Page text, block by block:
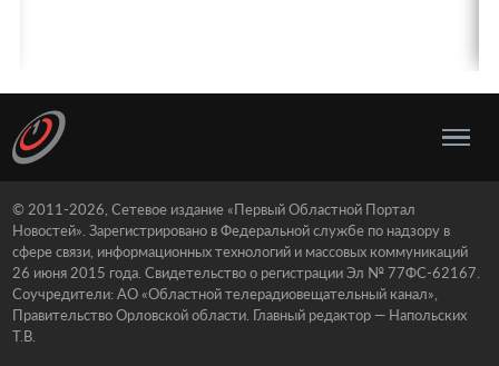
© 2011-2026, Сетевое издание «Первый Областной Портал
Новостей». Зарегистрировано в Федеральной службе по надзору в
сфере связи, информационных технологий и массовых коммуникаций
26 июня 2015 года. Свидетельство о регистрации Эл № 77ФС-62167.
Соучредители: АО «Областной телерадиовещательный канал»,
Правительство Орловской области. Главный редактор — Напольских
Т.В.